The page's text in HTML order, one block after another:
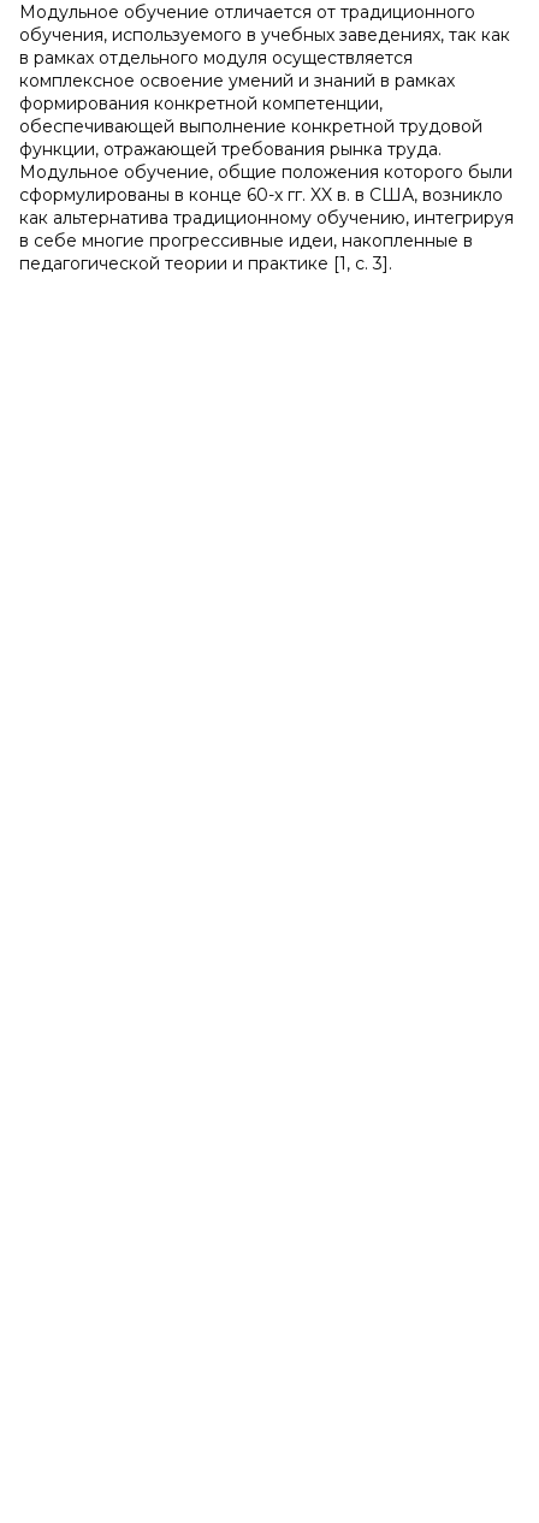
Модульное обучение отличается от традиционного
обучения, используемого в учебных заведениях, так как
в рамках отдельного модуля осуществляется
комплексное освоение умений и знаний в рамках
формирования конкретной компетенции,
обеспечивающей выполнение конкретной трудовой
функции, отражающей требования рынка труда.
Модульное обучение, общие положения которого были
сформулированы в конце 60-х гг. XX в. в США, возникло
как альтернатива традиционному обучению, интегрируя
в себе многие прогрессивные идеи, накопленные в
педагогической теории и практике [1, c. 3].